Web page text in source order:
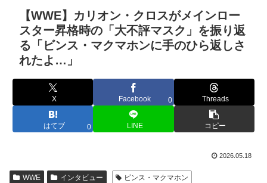
【WWE】カリオン・クロスがメインロー
スター昇格時の「大不評マスク」を振り返
る「ビンス・マクマホンに手のひら返しさ
れたよ…」
X Facebook 0 Threads
はてブ 0 LINE コピー
2026.05.18
WWE インタビュー
ビンス・マクマホン